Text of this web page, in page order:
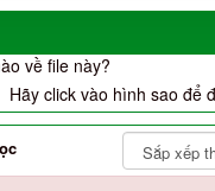
về file này?
Hãy click vào hình sao để